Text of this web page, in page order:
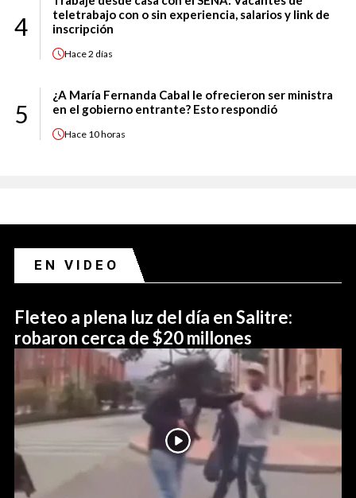
4
teletrabajo con o sin experiencia, salarios y link de
inscripción
Hace2 días
5
¿A María Fernanda Cabal le ofrecieron ser ministra
en el gobierno entrante? Esto respondió
Hace 10 horas
EN VIDEO
Fleteo a plena luz del día en Salitre:
robaron cerca de $20 millones